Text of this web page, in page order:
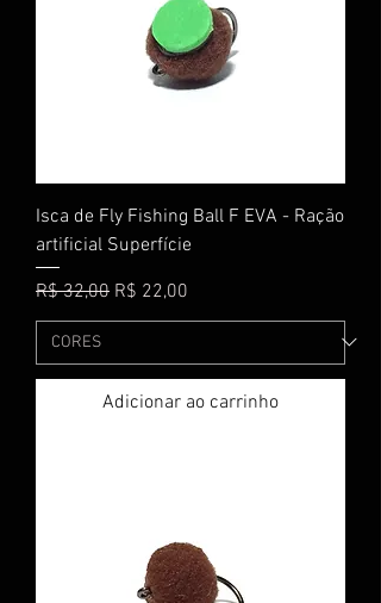
Isca de Fly Fishing Ball F EVA - Ração
artificial Superfície
Preço normal
R$ 32,00 Preço promocional
R$ 22,00
Adicionar ao carrinho